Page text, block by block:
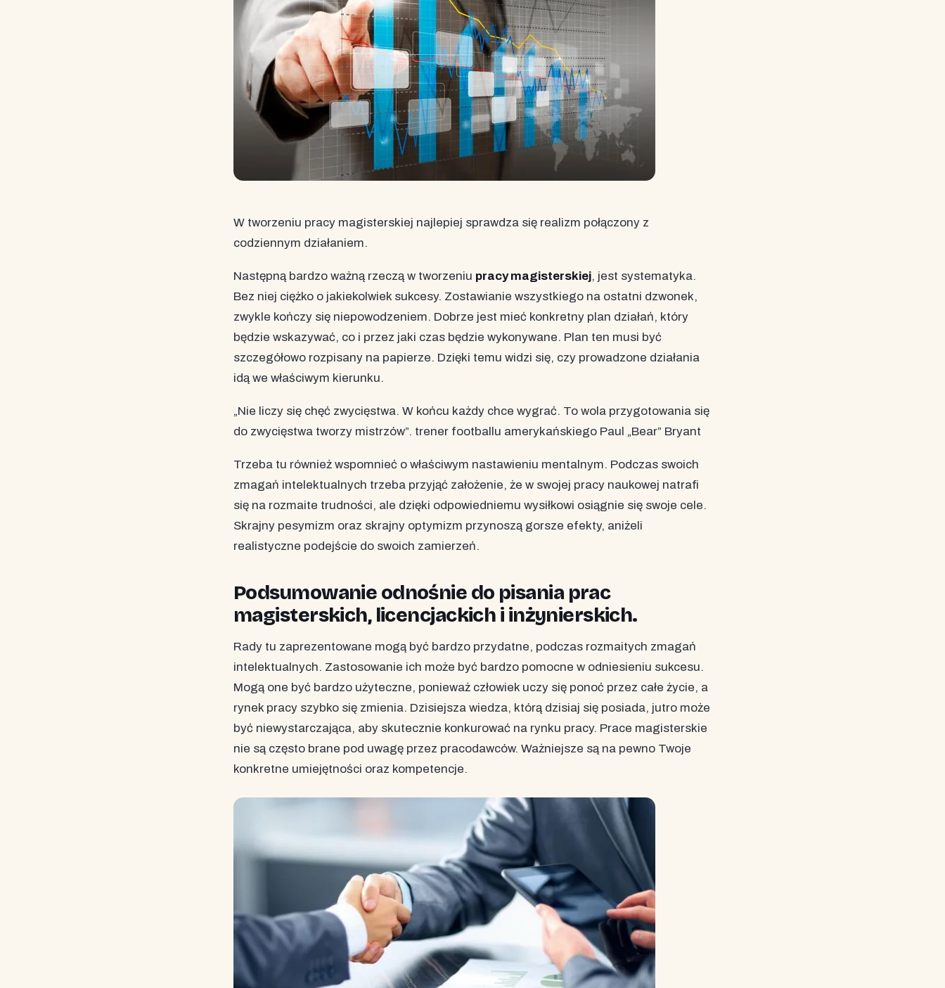
W tworzeniu pracy magisterskiej najlepiej sprawdza się realizm połączony z
codziennym działaniem.
Następną bardzo ważną rzeczą w tworzeniu pracy magisterskiej, jest systematyka.
Bez niej ciężko o jakiekolwiek sukcesy. Zostawianie wszystkiego na ostatni dzwonek,
zwykle kończy się niepowodzeniem. Dobrze jest mieć konkretny plan działań, który
będzie wskazywać, co i przez jaki czas będzie wykonywane. Plan ten musi być
szczegółowo rozpisany na papierze. Dzięki temu widzi się, czy prowadzone działania
idą we właściwym kierunku.
„Nie liczy się chęć zwycięstwa. W końcu każdy chce wygrać. To wola przygotowania się
do zwycięstwa tworzy mistrzów”. trener footballu amerykańskiego Paul „Bear” Bryant
Trzeba tu również wspomnieć o właściwym nastawieniu mentalnym. Podczas swoich
zmagań intelektualnych trzeba przyjąć założenie, że w swojej pracy naukowej natrafi
się na rozmaite trudności, ale dzięki odpowiedniemu wysiłkowi osiągnie się swoje cele.
Skrajny pesymizm oraz skrajny optymizm przynoszą gorsze efekty, aniżeli
realistyczne podejście do swoich zamierzeń.
Podsumowanie odnośnie do pisania prac
magisterskich, licencjackich i inżynierskich.
Rady tu zaprezentowane mogą być bardzo przydatne, podczas rozmaitych zmagań
intelektualnych. Zastosowanie ich może być bardzo pomocne w odniesieniu sukcesu.
Mogą one być bardzo użyteczne, ponieważ człowiek uczy się ponoć przez całe życie, a
rynek pracy szybko się zmienia. Dzisiejsza wiedza, którą dzisiaj się posiada, jutro może
być niewystarczająca, aby skutecznie konkurować na rynku pracy. Prace magisterskie
nie są często brane pod uwagę przez pracodawców. Ważniejsze są na pewno Twoje
konkretne umiejętności oraz kompetencje.